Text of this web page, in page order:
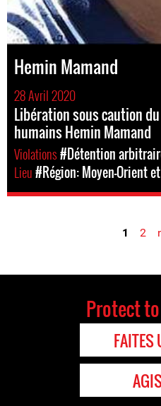
Hemin Mamand
28 Avril 2020
Libération sous caution
humains Hemin Mamand
Violations#Détention
Lieu#Région: Moyen-Orient
1 2
Protect
FAITES